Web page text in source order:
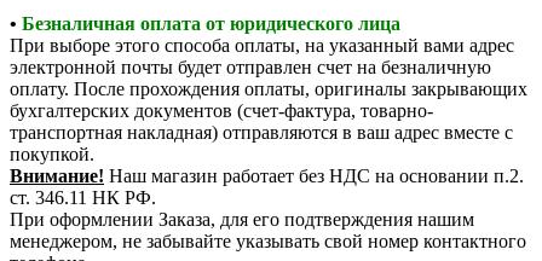
• Безналичная оплата от юридического лица
При выборе этого способа оплаты, на указанный вами адрес
электронной почты будет отправлен счет на безналичную
оплату. После прохождения оплаты, оригиналы закрывающих
бухгалтерских документов (счет-фактура, товарно-
транспортная накладная) отправляются в ваш адрес вместе с
покупкой.
Внимание! Наш магазин работает без НДС на основании п.2.
ст. 346.11 НК РФ.
При оформлении Заказа, для его подтверждения нашим
менеджером, не забывайте указывать свой номер контактного